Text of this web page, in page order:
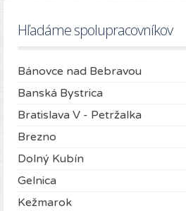
Hľadáme spolupracovníkov
Bánovce nad Bebravou
Banská Bystrica
Bratislava V - Petržalka
Brezno
Dolný Kubín
Gelnica
Kežmarok